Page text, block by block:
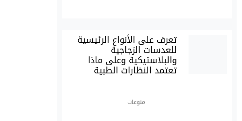
تعرف على الأنواع الرئيسية
للعدسات الزجاجية
والبلاستيكية وعلى ماذا
تعتمد النظارات الطبية
منوعات